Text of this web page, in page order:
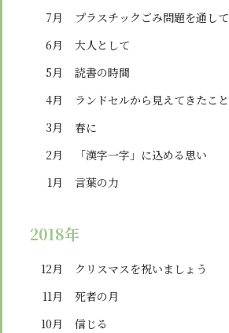
7月
プラスチックごみ問題を通して
6月
大人として
5月
読書の時間
4月
ランドセルから見えてきたこと
3月
春に
2月
「漢字一字」に込める思い
1月
言葉の力
2018年
12月
クリスマスを祝いましょう
11月
死者の月
10月
信じる